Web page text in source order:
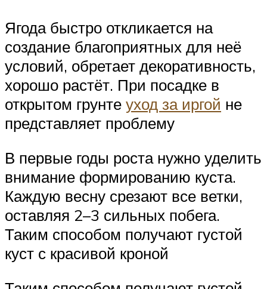
Ягода быстро откликается на
создание благоприятных для неё
условий, обретает декоративность,
хорошо растёт. При посадке в
открытом грунте уход за иргой не
представляет проблему
В первые годы роста нужно уделить
внимание формированию куста.
Каждую весну срезают все ветки,
оставляя 2–3 сильных побега.
Таким способом получают густой
куст с красивой кроной